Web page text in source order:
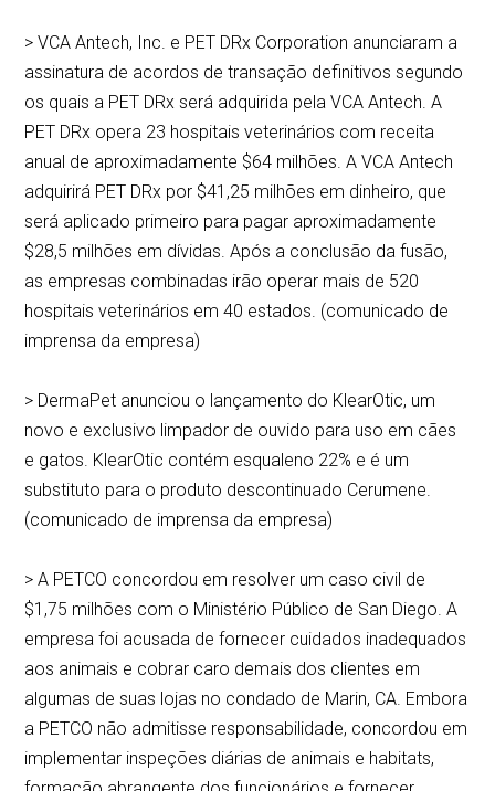
> VCA Antech, Inc. e PET DRx Corporation anunciaram a
assinatura de acordos de transação definitivos segundo
os quais a PET DRx será adquirida pela VCA Antech. A
PET DRx opera 23 hospitais veterinários com receita
anual de aproximadamente $64 milhões. A VCA Antech
adquirirá PET DRx por $41,25 milhões em dinheiro, que
será aplicado primeiro para pagar aproximadamente
$28,5 milhões em dívidas. Após a conclusão da fusão,
as empresas combinadas irão operar mais de 520
hospitais veterinários em 40 estados. (comunicado de
imprensa da empresa)
> DermaPet anunciou o lançamento do KlearOtic, um
novo e exclusivo limpador de ouvido para uso em cães
e gatos. KlearOtic contém esqualeno 22% e é um
substituto para o produto descontinuado Cerumene.
(comunicado de imprensa da empresa)
> A PETCO concordou em resolver um caso civil de
$1,75 milhões com o Ministério Público de San Diego. A
empresa foi acusada de fornecer cuidados inadequados
aos animais e cobrar caro demais dos clientes em
algumas de suas lojas no condado de Marin, CA. Embora
a PETCO não admitisse responsabilidade, concordou em
implementar inspeções diárias de animais e habitats,